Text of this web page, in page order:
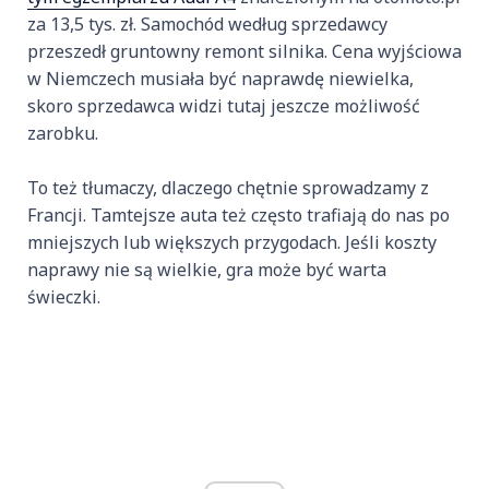
za 13,5 tys. zł. Samochód według sprzedawcy
przeszedł gruntowny remont silnika. Cena wyjściowa
w Niemczech musiała być naprawdę niewielka,
skoro sprzedawca widzi tutaj jeszcze możliwość
zarobku.
To też tłumaczy, dlaczego chętnie sprowadzamy z
Francji. Tamtejsze auta też często trafiają do nas po
mniejszych lub większych przygodach. Jeśli koszty
naprawy nie są wielkie, gra może być warta
świeczki.